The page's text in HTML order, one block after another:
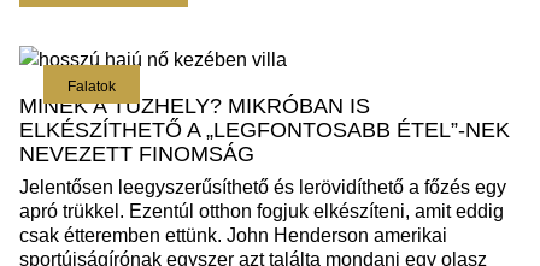
Falatok
MINEK A TŰZHELY? MIKRÓBAN IS
ELKÉSZÍTHETŐ A „LEGFONTOSABB ÉTEL”-NEK
NEVEZETT FINOMSÁG
Jelentősen leegyszerűsíthető és lerövidíthető a főzés egy
apró trükkel. Ezentúl otthon fogjuk elkészíteni, amit eddig
csak étteremben ettünk. John Henderson amerikai
sportújságírónak egyszer azt találta mondani egy olasz